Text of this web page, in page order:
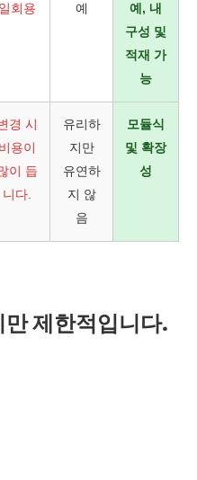
일회용 예
예, 내
구성 및
적재 가
능
경 시
비용이
이 듭
니다.
유리하
지만
유연하
지 않
음
모듈식
및 확장
성
제한적입니다.